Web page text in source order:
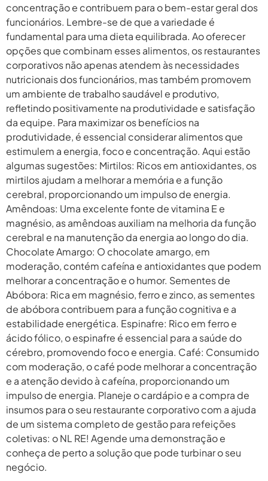
concentração e contribuem para o bem-estar geral dos
funcionários. Lembre-se de que a variedade é
fundamental para uma dieta equilibrada. Ao oferecer
opções que combinam esses alimentos, os restaurantes
corporativos não apenas atendem às necessidades
nutricionais dos funcionários, mas também promovem
um ambiente de trabalho saudável e produtivo,
refletindo positivamente na produtividade e satisfação
da equipe. Para maximizar os benefícios na
produtividade, é essencial considerar alimentos que
estimulem a energia, foco e concentração. Aqui estão
algumas sugestões: Mirtilos: Ricos em antioxidantes, os
mirtilos ajudam a melhorar a memória e a função
cerebral, proporcionando um impulso de energia.
Amêndoas: Uma excelente fonte de vitamina E e
magnésio, as amêndoas auxiliam na melhoria da função
cerebral e na manutenção da energia ao longo do dia.
Chocolate Amargo: O chocolate amargo, em
moderação, contém cafeína e antioxidantes que podem
melhorar a concentração e o humor. Sementes de
Abóbora: Rica em magnésio, ferro e zinco, as sementes
de abóbora contribuem para a função cognitiva e a
estabilidade energética. Espinafre: Rico em ferro e
ácido fólico, o espinafre é essencial para a saúde do
cérebro, promovendo foco e energia. Café: Consumido
com moderação, o café pode melhorar a concentração
e a atenção devido à cafeína, proporcionando um
impulso de energia. Planeje o cardápio e a compra de
insumos para o seu restaurante corporativo com a ajuda
de um sistema completo de gestão para refeições
coletivas: o NL RE! Agende uma demonstração e
conheça de perto a solução que pode turbinar o seu
negócio.